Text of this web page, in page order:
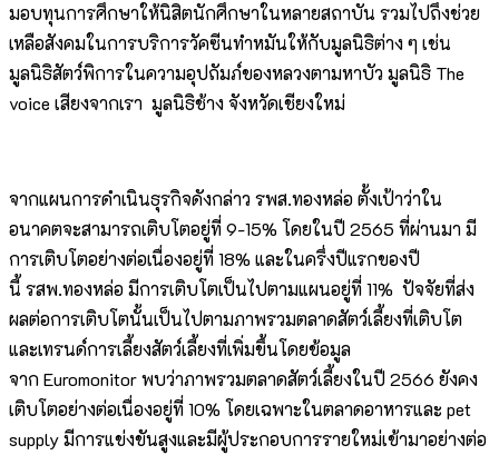
มอบทุนการศึกษาให้นิสิตนักศึกษาในหลายสถาบัน รวมไปถึงช่วย
เหลือสังคมในการบริการวัคซีนทำหมันให้กับมูลนิธิต่าง ๆ เช่น
มูลนิธิสัตว์พิการในความอุปถัมภ์ของหลวงตามหาบัว มูลนิธิ The
voice เสียงจากเรา มูลนิธิช้าง จังหวัดเชียงใหม่
จากแผนการดำเนินธุรกิจดังกล่าว รพส.ทองหล่อ ตั้งเป้าว่าใน
อนาคตจะสามารถเติบโตอยู่ที่ 9-15% โดยในปี 2565 ที่ผ่านมา มี
การเติบโตอย่างต่อเนื่องอยู่ที่ 18% และในครึ่งปีแรกของปี
นี้ รสพ.ทองหล่อ มีการเติบโตเป็นไปตามแผนอยู่ที่ 11% ปัจจัยที่ส่ง
ผลต่อการเติบโตนั้นเป็นไปตามภาพรวมตลาดสัตว์เลี้ยงที่เติบโต
และเทรนด์การเลี้ยงสัตว์เลี้ยงที่เพิ่มขึ้นโดยข้อมูล
จาก Euromonitor พบว่าภาพรวมตลาดสัตว์เลี้ยงในปี 2566 ยังคง
เติบโตอย่างต่อเนื่องอยู่ที่ 10% โดยเฉพาะในตลาดอาหารและ pet
supply มีการแข่งขันสูงและมีผู้ประกอบการรายใหม่เข้ามาอย่างต่อ